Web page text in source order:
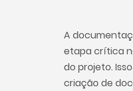
A
etapa crítica
do projeto.
criação de